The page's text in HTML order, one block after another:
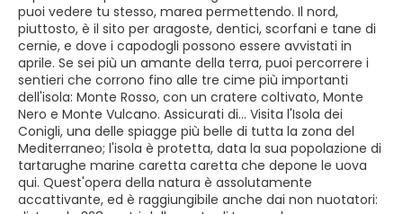
puoi vedere tu stesso, marea permettendo. Il nord,
piuttosto, è il sito per aragoste, dentici, scorfani e tane di
cernie, e dove i capodogli possono essere avvistati in
aprile. Se sei più un amante della terra, puoi percorrere i
sentieri che corrono fino alle tre cime più importanti
dell'isola: Monte Rosso, con un cratere coltivato, Monte
Nero e Monte Vulcano. Assicurati di... Visita l'Isola dei
Conigli, una delle spiagge più belle di tutta la zona del
Mediterraneo; l'isola è protetta, data la sua popolazione di
tartarughe marine caretta caretta che depone le uova
qui. Quest'opera della natura è assolutamente
accattivante, ed è raggiungibile anche dai non nuotatori: